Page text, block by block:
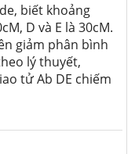
biết khoảng
D và E là 30cM.
giảm phân bình
lý thuyết,
tử Ab DE chiếm